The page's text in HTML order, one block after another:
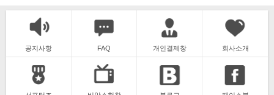
공지사항 FAQ 개인결제창 회사소개